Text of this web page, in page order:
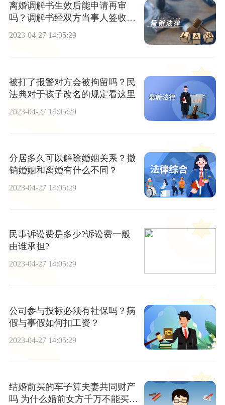
离婚调解书生效后能申请再审
吗？调解书经双方当事人签收后
即具有法律效力了吗？
2023-04-27 14:05:29
被打了报警对方会被拘留吗？民
法典对于孩子改名的规定看这里
2023-04-27 14:05:29
分居多久可以解除婚姻关系？撤
销婚姻和离婚有什么不同？
2023-04-27 14:05:29
民事诉讼费是多少?诉讼费一般
由谁承担?
2023-04-27 14:05:29
公司参与投标必须有社保吗？病
假与事假如何扣工资？
2023-04-27 14:05:29
结婚前买的车子算夫妻共同财产
吗 为什么婚前女方千万不能买